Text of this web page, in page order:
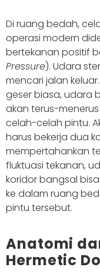
Di ruang bedah,
operasi modern
bertekanan positif
Pressure). Udara
mencari jalan
geser biasa, udara
akan terus-
celah-celah pintu.
harus bekerja dua
mempertahankan
fluktuasi tekanan,
koridor bangsal
ke dalam ruang
pintu tersebut.
Anatomi
Hermetic